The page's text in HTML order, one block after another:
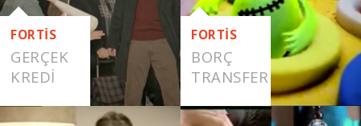
FORTİS
GERÇEK
KREDI
FORTİS
BORÇ
TRANSFER